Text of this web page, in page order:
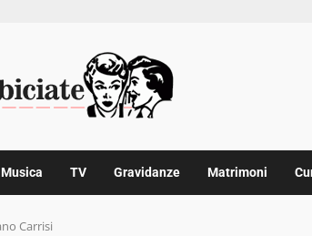
Musica TV Gravidanze Matrimoni
Carrisi